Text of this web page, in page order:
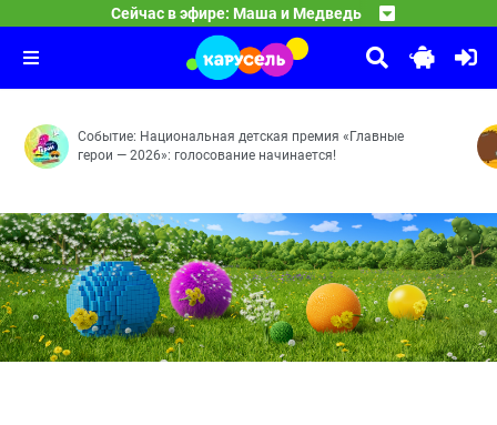
Сейчас в эфире: Маша и Медведь
Мохнатые качели — Кое-кто в сапогах — Грязное
01:30
Лунтик
Важное поручение — Кто тут самый-самый? —
Смешарики
Рояль — Энергия храпа — Молочное пари — Аноним
Событие: Национальная детская премия «Главные
герои — 2026»: голосование начинается!